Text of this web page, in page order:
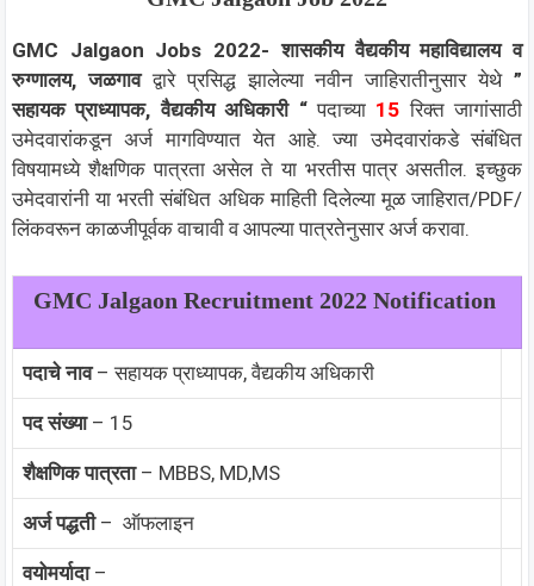
GMC Jalgaon Jobs 2022- शासकीय वैद्यकीय महाविद्यालय व
रुग्णालय, जळगावद्वारे प्रसिद्ध झालेल्या नवीन जाहिरातीनुसार येथे ”
सहायक प्राध्यापक, वैद्यकीय अधिकारी“पदाच्या 15रिक्त जागांसाठी
उमेदवारांकडून अर्ज मागविण्यात येत आहे. ज्या उमेदवारांकडे संबंधित
विषयामध्ये शैक्षणिक पात्रता असेल ते या भरतीस पात्र असतील. इच्छुक
उमेदवारांनी या भरती संबंधित अधिक माहिती दिलेल्या मूळ जाहिरात/PDF/
लिंकवरून काळजीपूर्वक वाचावी व आपल्या पात्रतेनुसार अर्ज करावा.
GMC Jalgaon Recruitment 2022 Notification
पदाचे नाव– सहायक प्राध्यापक, वैद्यकीय अधिकारी
पद संख्या– 15
शैक्षणिक पात्रता– MBBS, MD,MS
अर्ज पद्धती– ऑफलाइन
वयोमर्यादा–